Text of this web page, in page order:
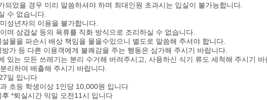
되었을 경우 미리 말씀하셔야 하며 최대인원 초과시는 입실이 불가능합니다.
수 없습니다.
성년자의 이용을 불가합니다.
며 삼겹살 등의 육류를 직화 방식으로 조리하실 수 없습니다.
물을 파손시 배상 책임을 물을수있으니 별도로 말씀해 주셔야 합니다.
가 등 다른 이용객에게 불쾌감을 주는 행동은 삼가해 주시기 바랍니다.
있는 모든 쓰레기는 분리 수거해 버려주시고, 사용하신 식기 류도 세척해 주시기 바
리하여 배출해 주시기 바랍니다.
일 입니다
초등 학생이상 1인당 10,000원 입니다
*퇴실시간 익일 오전11시 입니다